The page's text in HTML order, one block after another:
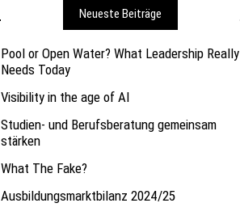
Neueste Beiträge
Pool or Open Water? What Leadership Really
Needs Today
Visibility in the age of AI
Studien- und Berufsberatung gemeinsam
stärken
What The Fake?
Ausbildungsmarktbilanz 2024/25